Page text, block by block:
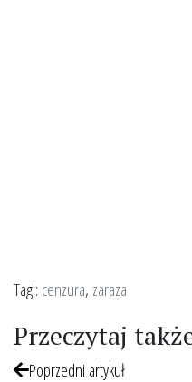
Tagi: cenzura, zaraza
Przeczytaj
Poprzedni artykuł